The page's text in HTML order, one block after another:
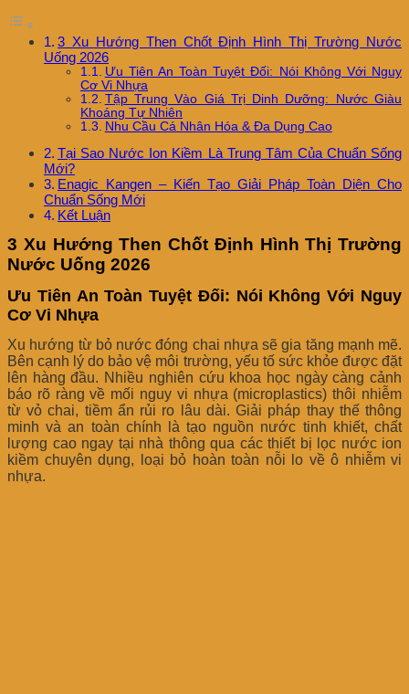
3 Xu Hướng Then Chốt Định Hình Thị Trường Nước
Uống 2026
Ưu Tiên An Toàn Tuyệt Đối: Nói Không Với Nguy
Cơ Vi Nhựa
Tập Trung Vào Giá Trị Dinh Dưỡng: Nước Giàu
Khoáng Tự Nhiên
Nhu Cầu Cá Nhân Hóa & Đa Dụng Cao
Tại Sao Nước Ion Kiềm Là Trung Tâm Của Chuẩn Sống
Mới?
Enagic Kangen – Kiến Tạo Giải Pháp Toàn Diện Cho
Chuẩn Sống Mới
Kết Luận
3 Xu Hướng Then Chốt Định Hình Thị Trường
Nước Uống 2026
Ưu Tiên An Toàn Tuyệt Đối: Nói Không Với Nguy
Cơ Vi Nhựa
Xu hướng từ bỏ nước đóng chai nhựa sẽ gia tăng mạnh mẽ.
Bên cạnh lý do bảo vệ môi trường, yếu tố sức khỏe được đặt
lên hàng đầu. Nhiều nghiên cứu khoa học ngày càng cảnh
báo rõ ràng về mối nguy vi nhựa (microplastics) thôi nhiễm
từ vỏ chai, tiềm ẩn rủi ro lâu dài. Giải pháp thay thế thông
minh và an toàn chính là tạo nguồn nước tinh khiết, chất
lượng cao ngay tại nhà thông qua các thiết bị lọc nước ion
kiềm chuyên dụng, loại bỏ hoàn toàn nỗi lo về ô nhiễm vi
nhựa.